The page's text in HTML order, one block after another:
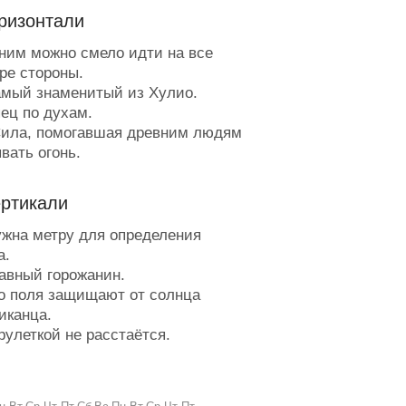
можно смело идти на все
стороны.
знаменитый из Хулио.
по духам.
помогавшая древним людям
огонь.
для щипков в оркестре.
для Хэллоуина.
башковитость.
по подшивке дуплетом.
ракета.
корня.
меняется, за ней гоняются.
метру для определения
горожанин.
поля защищают от солнца
не расстаётся.